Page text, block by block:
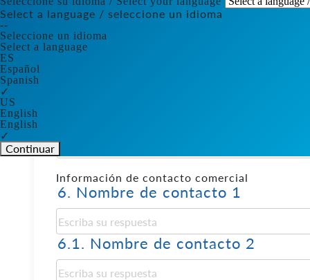
Select a language / seleccione un idioma
--
Seleccione un idioma
Select a language
ES
Español
Spanish
✓
US
English
English
✓
Continuar
4.Ciudad donde opera la empresa
Información de contacto comercial
6. Nombre de contacto 1
6.1. Nombre de contacto 2